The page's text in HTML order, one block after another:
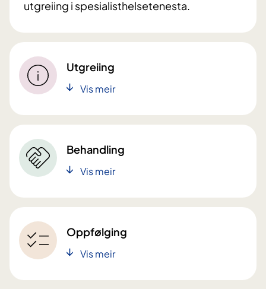
utgreiing i spesialisthelsetenesta.
Utgreiing
Vis meir
Behandling
Vis meir
Oppfølging
Vis meir